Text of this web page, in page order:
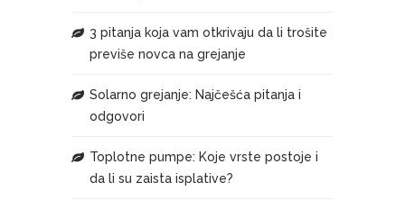
3 pitanja koja vam otkrivaju da li trošite
previše novca na grejanje
Solarno grejanje: Najčešća pitanja i
odgovori
Toplotne pumpe: Koje vrste postoje i
da li su zaista isplative?